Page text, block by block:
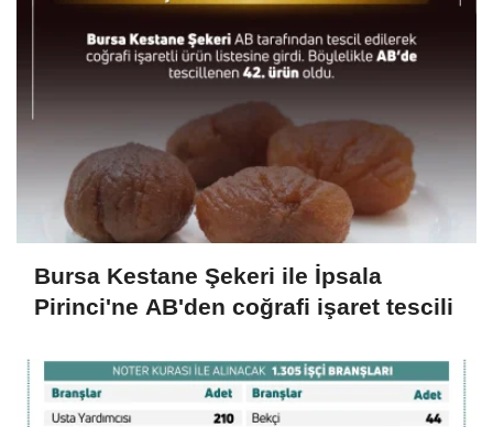
Bursa Kestane Şekeri ile İpsala
Pirinci'ne AB'den coğrafi işaret tescili